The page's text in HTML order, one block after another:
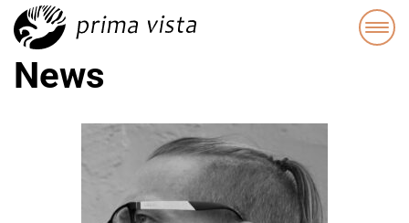
News